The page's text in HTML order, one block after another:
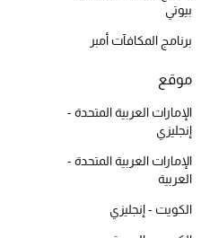
مستحضرات الاستحمام والعناية بالجسم
العناية بالشعر
الصحة والعافية
هدايا
مجموعة الجمال
بيوتي
برنامج المكافآت أمبر
موقع
الإمارات العربية المتحدة -
إنجليزي
الإمارات العربية المتحدة -
العربية
الكويت - إنجليزي